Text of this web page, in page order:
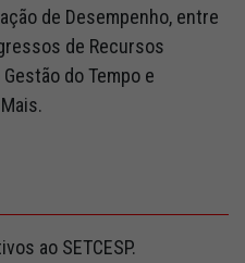
de Desempenho, entre
de Recursos
do Tempo e
ao SETCESP.